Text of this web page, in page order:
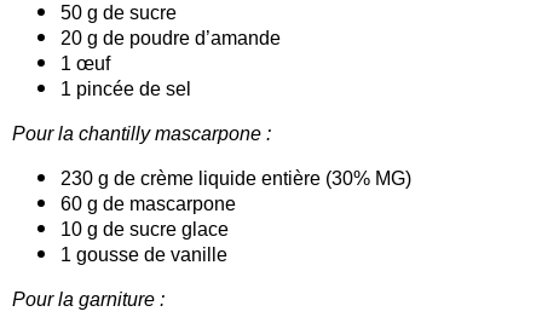
50 g de sucre
20 g de poudre d’amande
1 œuf
1 pincée de sel
Pour la chantilly mascarpone :
230 g de crème liquide entière (30% MG)
60 g de mascarpone
10 g de sucre glace
1 gousse de vanille
Pour la garniture :